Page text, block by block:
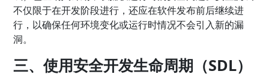
不仅限于在开发阶段进行，还应在软件发布前后继续进
行，以确保任何环境变化或运行时情况不会引入新的漏
洞。
三、使用安全开发生命周期（SDL）